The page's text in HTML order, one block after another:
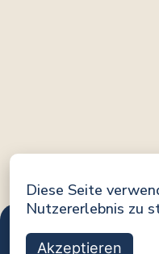
Diese Seite
Nutzererlebnis zu
Akzeptieren